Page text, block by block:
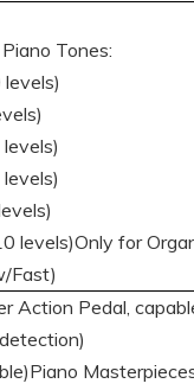
Tones:
levels)Only for
Fast)
Action Pedal,